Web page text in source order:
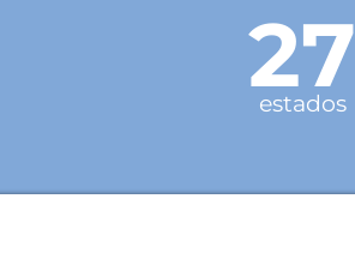
27
estados